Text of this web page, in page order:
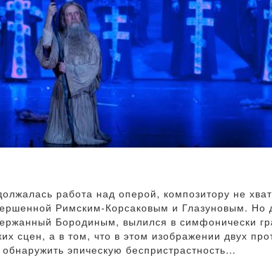
работа над оперой, композитору не
Римским-Корсаковым и Глазуновым. Но
Бородиным, вылился в симфонически
сцен, а в том, что в этом изображении двух
эпическую беспристрастность…